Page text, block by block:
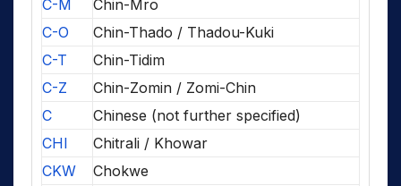
C-M
Chin-Mro
C-O
Chin-Thado / Thadou-Kuki
C-T
Chin-Tidim
C-Z
Chin-Zomin / Zomi-Chin
C
Chinese (not further specified)
CHI
Chitrali / Khowar
CKW
Chokwe